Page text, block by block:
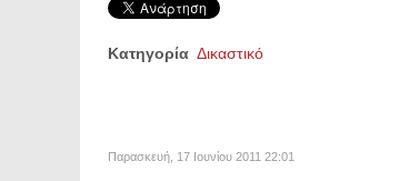
Κατηγορία Δικαστικό
Παρασκευή, 17 Ιουνίου 2011 22:01